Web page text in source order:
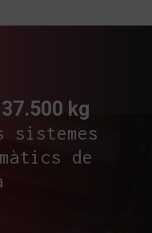
37.500 kg
sistemes
de